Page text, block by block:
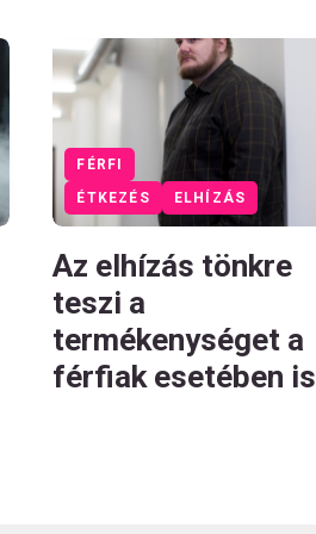
ÉTKEZÉS ELHÍZÁS
FÉRFI
Az elhízás tönkre
teszi a
termékenységet a
férfiak esetében